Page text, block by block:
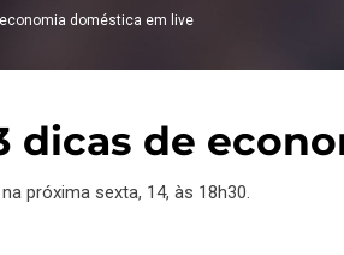
doméstica em live
dicas de
próxima sexta, 14, às 18h30.